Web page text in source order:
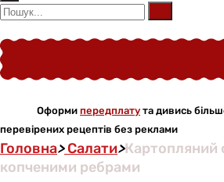
Оформи передплату та дивись
перевірених рецептів без реклами
Головна>Салати>Картопляний
копченими ребрами